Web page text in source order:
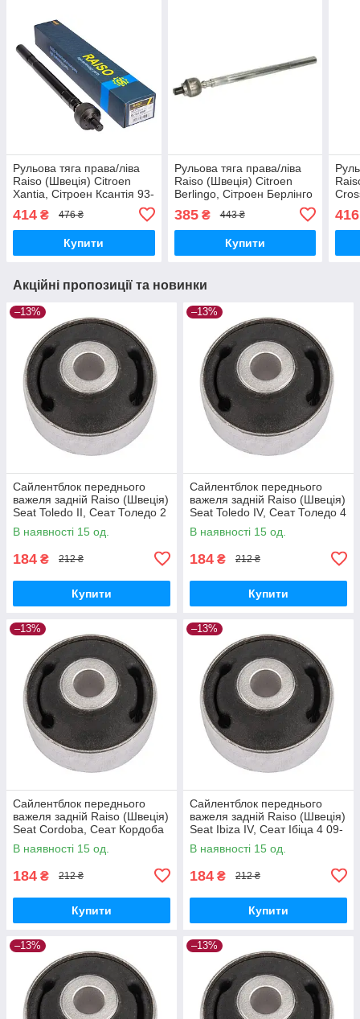
Рульова тяга права/ліва
Raiso (Швеція) Citroen
Xantia, Сітроен Ксантія 93-
UAOURGQ17
414 ₴ 476 ₴
Купити
Рульова тяга права/ліва
Raiso (Швеція) Citroen
Berlingo, Сітроен Берлінго
UAUYVQJ17
385₴ 443 ₴
Купити
416
Акційні пропозиції та новинки
–13%
Сайлентблок переднього
важеля задній Raiso (Швеція)
Seat Toledo II, Сеат Толедо 2
99-06 #RL-1J0181C
UAZRLAQ17
В наявності 15 од.
184 ₴ 212 ₴
Купити
–13%
Сайлентблок переднього
важеля задній Raiso (Швеція)
Seat Toledo IV, Сеат Толедо 4
12- #RL-1J0181C
UAFPKWX17
В наявності 15 од.
184 ₴ 212 ₴
Купити
–13%
Сайлентблок переднього
важеля задній Raiso (Швеція)
Seat Cordoba, Сеат Кордоба
02-09 #RL-1J0181C
UARGVMW17
В наявності 15 од.
184 ₴ 212 ₴
Купити
–13%
Сайлентблок переднього
важеля задній Raiso (Швеція)
Seat Ibiza IV, Сеат Ібіца 4 09-
17 #RL-1J0181C UAZQVIQ17
В наявності 15 од.
184 ₴ 212 ₴
Купити
–13% –13%